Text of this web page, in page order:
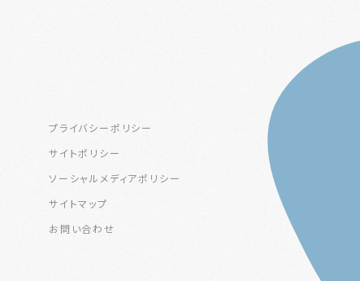
プライバシーポリシー
サイトポリシー
ソーシャルメディアポリシー
サイトマップ
お問い合わせ